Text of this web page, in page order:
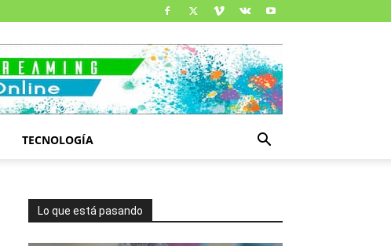
TECNOLOGÍA
Lo que está pasando